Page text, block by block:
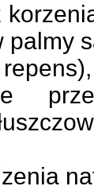
palmy